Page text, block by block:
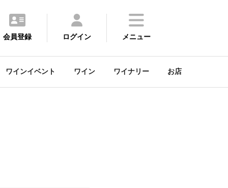
会員登録 ログイン メニュー
ワインイベント ワイン ワイナリー お店